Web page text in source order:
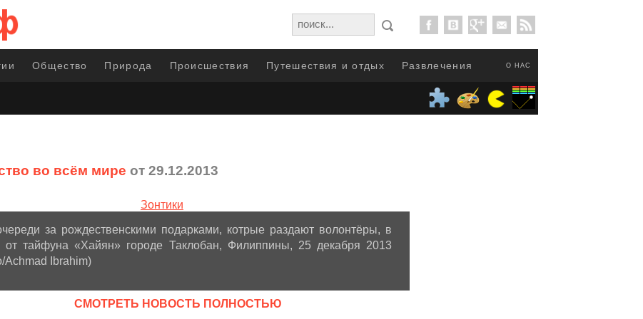
О НАС
Общество Природа Происшествия Путешествия и отдых Развлечения
во всём мире от 29.12.2013
за рождественскими подарками, котрые раздают волонтёры, в
от тайфуна «Хайян» городе Таклобан, Филиппины, 25 декабря 2013
Achmad Ibrahim)
CМОТРЕТЬ НОВОСТЬ ПОЛНОСТЬЮ